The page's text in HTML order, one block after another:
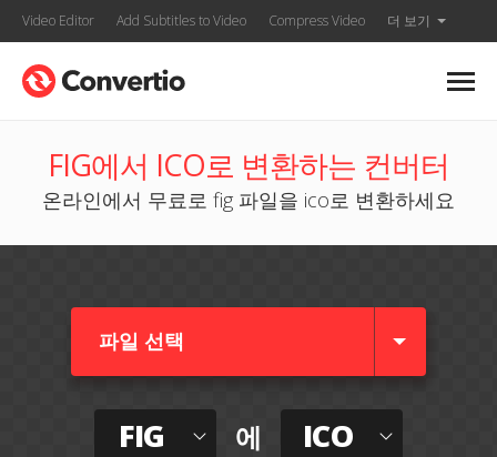
Video Editor Add Subtitles to Video Compress Video 더 보기
FIG에서 ICO로 변환하는 컨버터
온라인에서 무료로 fig 파일을 ico로 변환하세요
파일 선택
FIG 에 ICO